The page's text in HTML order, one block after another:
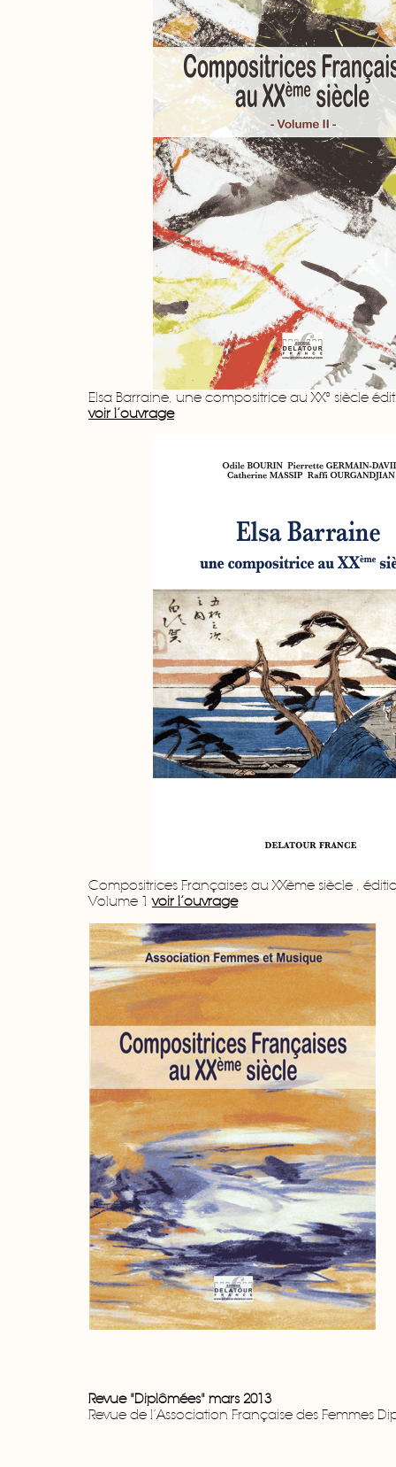
Elsa Barraine, une compositrice au XX° siècle
voir l’ouvrage
Compositrices Françaises au XXème siècle ,
Volume 1voir l’ouvrage
Revue "Diplômées" mars 2013
Revue de l’Association Française des Femmes